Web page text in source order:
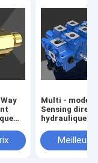
Multi - mode
Sensing
hydraulique
Meilleur